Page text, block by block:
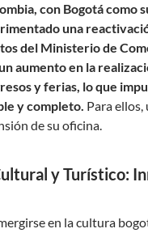
con Bogotá como
una
del Ministerio de
aumento en la
y ferias, lo que
y completo. Para
de su oficina.
y Turístico:
en la cultura